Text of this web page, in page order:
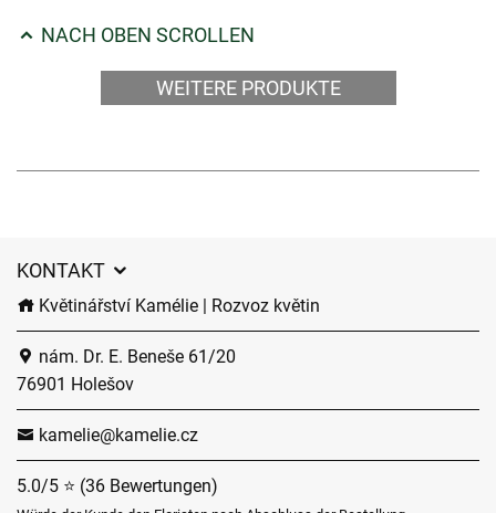
NACH OBEN SCROLLEN
WEITERE PRODUKTE
KONTAKT
Květinářství Kamélie | Rozvoz květin
nám. Dr. E. Beneše 61/20
76901 Holešov
kamelie@kamelie.cz
5.0/5 ⭐ (36 Bewertungen)